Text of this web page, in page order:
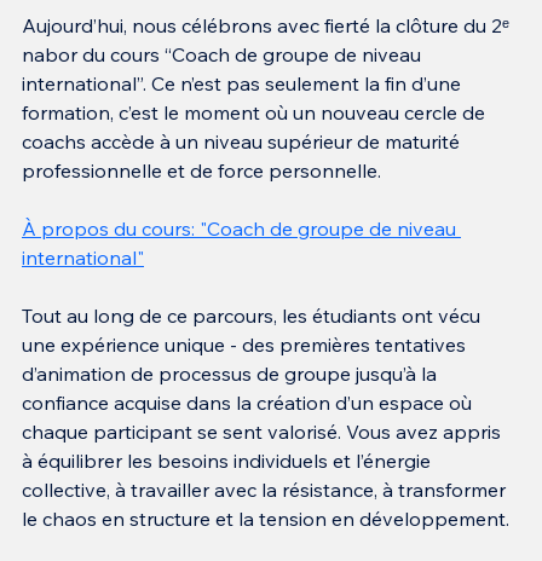
Aujourd’hui, nous célébrons avec fierté la clôture du 2ᵉ
nabor du cours “Coach de groupe de niveau
international”. Ce n’est pas seulement la fin d’une
formation, c’est le moment où un nouveau cercle de
coachs accède à un niveau supérieur de maturité
professionnelle et de force personnelle.
À propos du cours: "Coach de groupe de niveau
international"
Tout au long de ce parcours, les étudiants ont vécu
une expérience unique - des premières tentatives
d’animation de processus de groupe jusqu’à la
confiance acquise dans la création d’un espace où
chaque participant se sent valorisé. Vous avez appris
à équilibrer les besoins individuels et l’énergie
collective, à travailler avec la résistance, à transformer
le chaos en structure et la tension en développement.